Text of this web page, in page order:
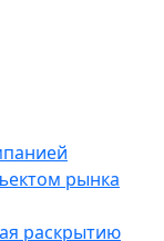
рынка
раскрытию